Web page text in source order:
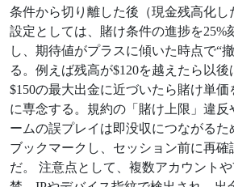
条件から切り離した後（現金残高化し
設定としては、賭け条件の進捗を25%
し、期待値がプラスに傾いた時点で“
る。例えば残高が$120を越えたら以後
$150の最大出金に近づいたら賭け単
に専念する。規約の「賭け上限」違
ームの誤プレイは即没収につながるた
ブックマークし、セッション前に再確
だ。 注意点として、複数アカウント